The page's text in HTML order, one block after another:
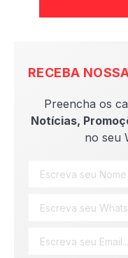
RECEBA
Preencha os
Notícias,
no seu